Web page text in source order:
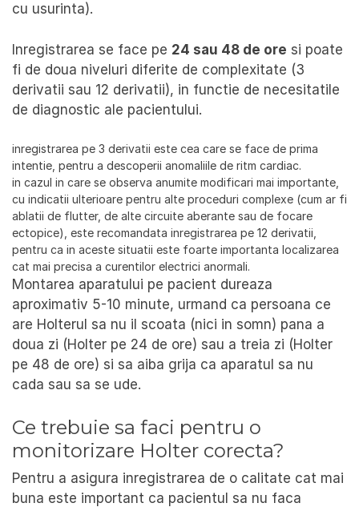
cu usurinta).
Inregistrarea se face pe 24 sau 48 de ore si poate
fi de doua niveluri diferite de complexitate (3
derivatii sau 12 derivatii), in functie de necesitatile
de diagnostic ale pacientului.
inregistrarea pe 3 derivatii este cea care se face de prima
intentie, pentru a descoperii anomaliile de ritm cardiac.
in cazul in care se observa anumite modificari mai importante,
cu indicatii ulterioare pentru alte proceduri complexe (cum ar fi
ablatii de flutter, de alte circuite aberante sau de focare
ectopice), este recomandata inregistrarea pe 12 derivatii,
pentru ca in aceste situatii este foarte importanta localizarea
cat mai precisa a curentilor electrici anormali.
Montarea aparatului pe pacient dureaza
aproximativ 5-10 minute, urmand ca persoana ce
are Holterul sa nu il scoata (nici in somn) pana a
doua zi (Holter pe 24 de ore) sau a treia zi (Holter
pe 48 de ore) si sa aiba grija ca aparatul sa nu
cada sau sa se ude.
Ce trebuie sa faci pentru o
monitorizare Holter corecta?
Pentru a asigura inregistrarea de o calitate cat mai
buna este important ca pacientul sa nu faca